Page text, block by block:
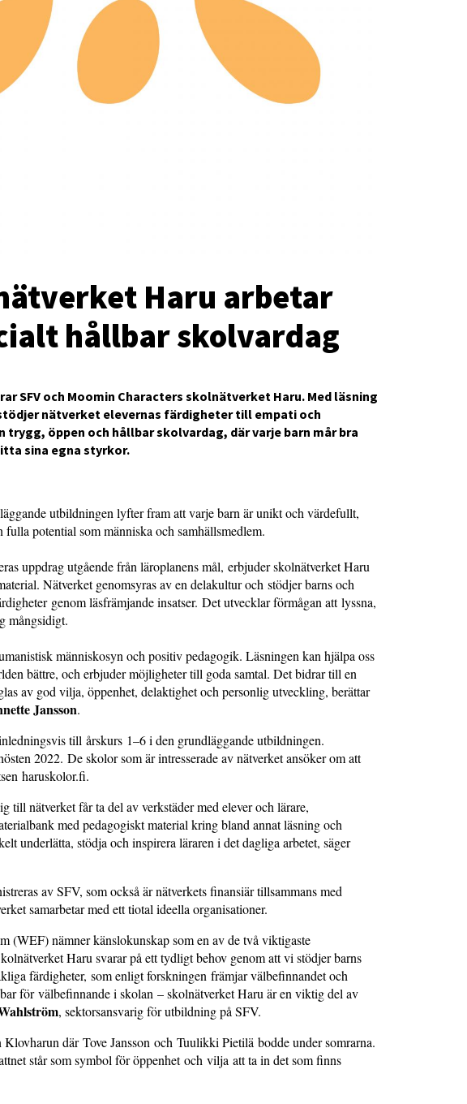
Haru arbetar
hållbar skolvardag
SFV och Moomin Characters skolnätverket Haru. Med läsning
nätverket elevernas färdigheter till empati och
trygg, öppen och hållbar skolvardag, där varje barn mår bra
sina egna styrkor.
utbildningen lyfter fram att varje barn är unikt och värdefullt,
potential som människa och samhällsmedlem.
uppdrag utgående från läroplanens mål, erbjuder skolnätverket Haru
Nätverket genomsyras av en delakultur och stödjer barns och
genom läsfrämjande insatser. Det utvecklar förmågan att lyssna,
mångsidigt.
människosyn och positiv pedagogik. Läsningen kan hjälpa oss
bättre, och erbjuder möjligheter till goda samtal. Det bidrar till en
av god vilja, öppenhet, delaktighet och personlig utveckling, berättar
Jansson.
till årskurs 1–6 i den grundläggande utbildningen.
2022. De skolor som är intresserade av nätverket ansöker om att
haruskolor.fi.
till nätverket får ta del av verkstäder med elever och lärare,
med pedagogiskt material kring bland annat läsning och
underlätta, stödja och inspirera läraren i det dagliga arbetet, säger
av SFV, som också är nätverkets finansiär tillsammans med
samarbetar med ett tiotal ideella organisationer.
(WEF) nämner känslokunskap som en av de två viktigaste
Haru svarar på ett tydligt behov genom att vi stödjer barns
färdigheter, som enligt forskningen främjar välbefinnandet och
för välbefinnande i skolan – skolnätverket Haru är en viktig del av
, sektorsansvarig för utbildning på SFV.
där Tove Jansson och Tuulikki Pietilä bodde under somrarna.
står som symbol för öppenhet och vilja att ta in det som finns